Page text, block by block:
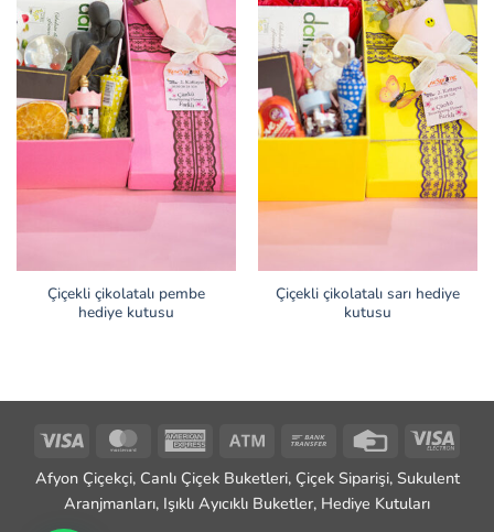
Çiçekli çikolatalı pembe
hediye kutusu
Çiçekli çikolatalı sarı hediye
kutusu
Visa MasterCardAmerican
Atm
Bank
Credit
Visa
Afyon Çiçekçi, Canlı Çiçek Buketleri, Çiçek Siparişi, Sukulent
Aranjmanları, Işıklı Ayıcıklı Buketler, Hediye Kutuları